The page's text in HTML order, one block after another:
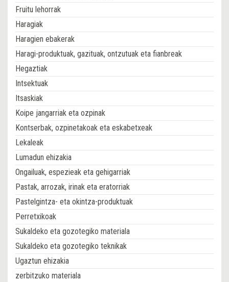
Fruitu lehorrak
Haragiak
Haragien ebakerak
Haragi-produktuak, gazituak, ontzutuak eta fianbreak
Hegaztiak
Intsektuak
Itsaskiak
Koipe jangarriak eta ozpinak
Kontserbak, ozpinetakoak eta eskabetxeak
Lekaleak
Lumadun ehizakia
Ongailuak, espezieak eta gehigarriak
Pastak, arrozak, irinak eta eratorriak
Pastelgintza- eta okintza-produktuak
Perretxikoak
Sukaldeko eta gozotegiko materiala
Sukaldeko eta gozotegiko teknikak
Ugaztun ehizakia
zerbitzuko materiala